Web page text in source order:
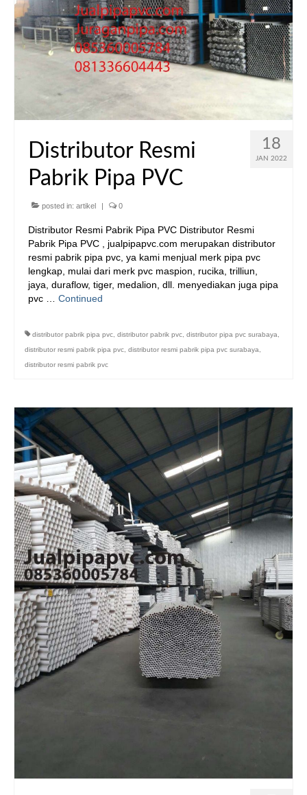
18
JAN 2022
Distributor Resmi
Pabrik Pipa PVC
posted in: artikel | 0
Distributor Resmi Pabrik Pipa PVC Distributor Resmi
Pabrik Pipa PVC , jualpipapvc.com merupakan distributor
resmi pabrik pipa pvc, ya kami menjual merk pipa pvc
lengkap, mulai dari merk pvc maspion, rucika, trilliun,
jaya, duraflow, tiger, medalion, dll. menyediakan juga pipa
pvc … Continued
distributor pabrik pipa pvc distributor pabrik pvc distributor pipa pvc surabaya
distributor resmi pabrik pipa pvc distributor resmi pabrik pipa pvc surabaya
distributor resmi pabrik pvc